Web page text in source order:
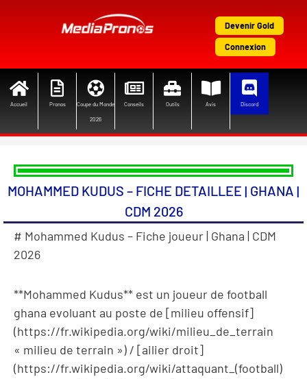
Devenir Gold
Connexion
Accueil Pronos Coupe du Monde
2026
Conseils Outils Avis Discord
MOHAMMED KUDUS – FICHE DETAILLEE | GHANA |
CDM 2026
# Mohammed Kudus – Fiche joueur | Ghana | CDM
2026
**Mohammed Kudus** est un joueur de football
ghana evoluant au poste de [milieu offensif]
(https://fr.wikipedia.org/wiki/milieu_de_terrain
« milieu de terrain ») / [ailier droit]
(https://fr.wikipedia.org/wiki/attaquant_(football)